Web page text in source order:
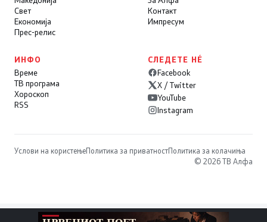
Свет
Економија
Прес-релис
Контакт
Импресум
ИНФО
Време
ТВ програма
Хороскоп
RSS
СЛЕДЕТЕ НÉ
Facebook
X / Twitter
YouTube
Instagram
Услови на користењеПолитика за приватностПолитика за колачиња
© 2026 ТВ Алфа